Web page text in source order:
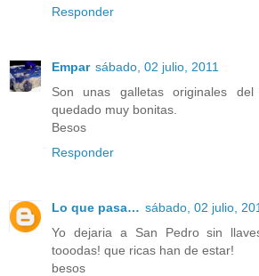
Responder
Empar sábado, 02 julio, 2011
Son unas galletas originales
quedado muy bonitas.
Besos
Responder
Lo que pasa… sábado, 02 julio,
Yo dejaria a San Pedro sin
tooodas! que ricas han de estar!
besos